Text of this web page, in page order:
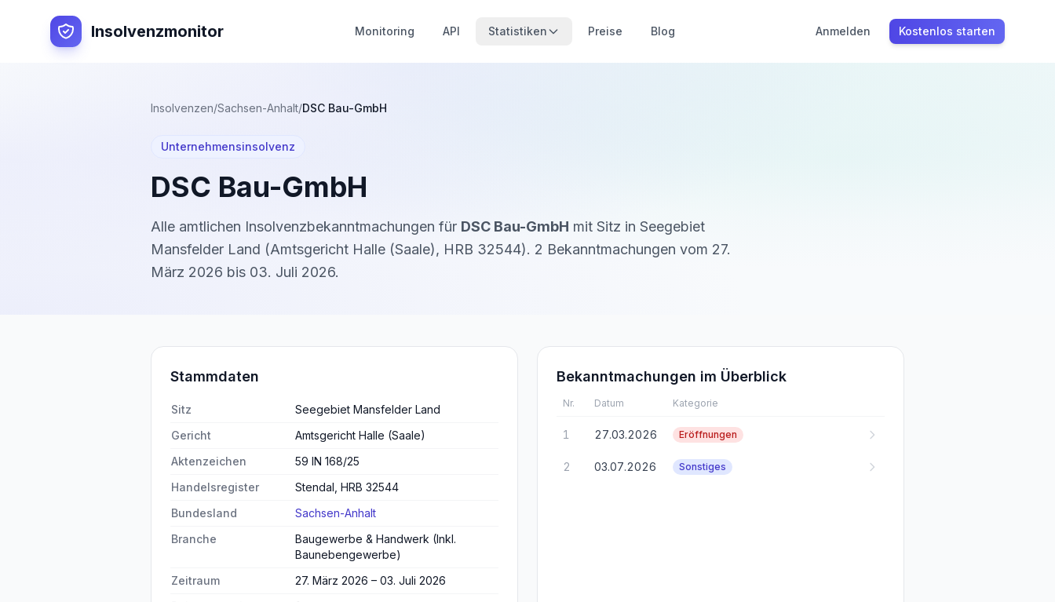
Insolvenzmonitor Monitoring API Statistiken Preise Blog Anmelden Kostenlos starten
Insolvenzen/Sachsen-Anhalt/DSC Bau-GmbH
Unternehmensinsolvenz
DSC Bau-GmbH
Alle amtlichen Insolvenzbekanntmachungen für DSC Bau-GmbH mit Sitz in Seegebiet
Mansfelder Land (Amtsgericht Halle (Saale), HRB 32544). 2 Bekanntmachungen vom 27.
März 2026 bis 03. Juli 2026.
Stammdaten
Sitz
Seegebiet Mansfelder Land
Gericht
Amtsgericht Halle (Saale)
Aktenzeichen
59 IN 168/25
Handelsregister
Stendal, HRB 32544
Bundesland
Sachsen-Anhalt
Branche
Baugewerbe & Handwerk (Inkl.
Baunebengewerbe)
Zeitraum
27. März 2026 – 03. Juli 2026
Bekanntmachungen im Überblick
Nr. Datum Kategorie
1 27.03.2026 Eröffnungen
2 03.07.2026 Sonstiges